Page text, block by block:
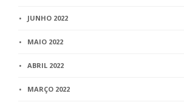
JUNHO 2022
MAIO 2022
ABRIL 2022
MARÇO 2022